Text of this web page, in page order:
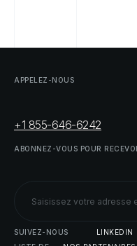
APPELEZ-NOUS
+1 855-646-6242
ABONNEZ-VOUS POUR
SUIVEZ-NOUS LINKEDIN